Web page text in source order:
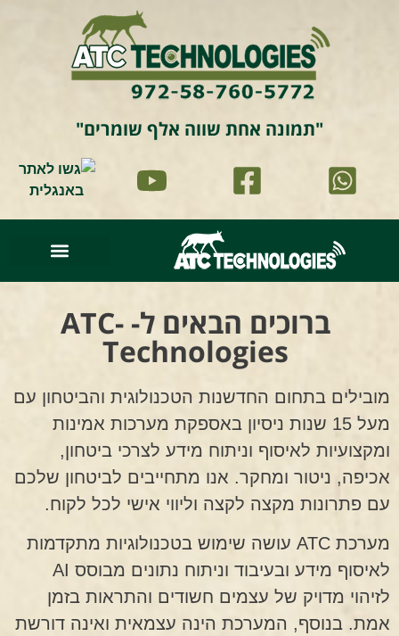
"תמונה אחת שווה אלף שומרים"
ברוכים הבאים ל- ATC-
Technologies
מובילים בתחום החדשנות הטכנולוגית והביטחון עם
מעל 15 שנות ניסיון באספקת מערכות אמינות
ומקצועיות לאיסוף וניתוח מידע לצרכי ביטחון,
אכיפה, ניטור ומחקר. אנו מתחייבים לביטחון שלכם
עם פתרונות מקצה לקצה וליווי אישי לכל לקוח.
מערכת ATC עושה שימוש בטכנולוגיות מתקדמות
לאיסוף מידע ובעיבוד וניתוח נתונים מבוסס AI
לזיהוי מדויק של עצמים חשודים והתראות בזמן
אמת. בנוסף, המערכת הינה עצמאית ואינה דורשת